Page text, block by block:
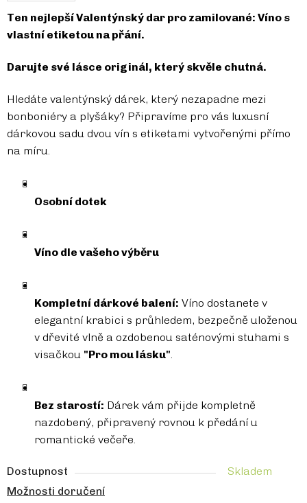
Ten nejlepší Valentýnský dar pro zamilované: Víno s
vlastní etiketou na přání.
Darujte své lásce originál, který skvěle chutná.
Hledáte valentýnský dárek, který nezapadne mezi
bonboniéry a plyšáky? Připravíme pro vás luxusní
dárkovou sadu dvou vín s etiketami vytvořenými přímo
na míru.
Osobní dotek
Víno dle vašeho výběru
Kompletní dárkové balení: Víno dostanete v
elegantní krabici s průhledem, bezpečně uloženou
v dřevité vlně a ozdobenou saténovými stuhami s
visačkou "Pro mou lásku".
Bez starostí: Dárek vám přijde kompletně
nazdobený, připravený rovnou k předání u
romantické večeře.
Dostupnost
Skladem
Možnosti doručení